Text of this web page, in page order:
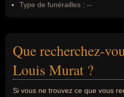
Type de funérailles : --
Que recherchez-
Louis Murat ?
Si vous ne trouvez ce que vous